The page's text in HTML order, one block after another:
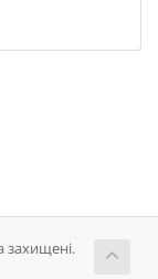
захищені.